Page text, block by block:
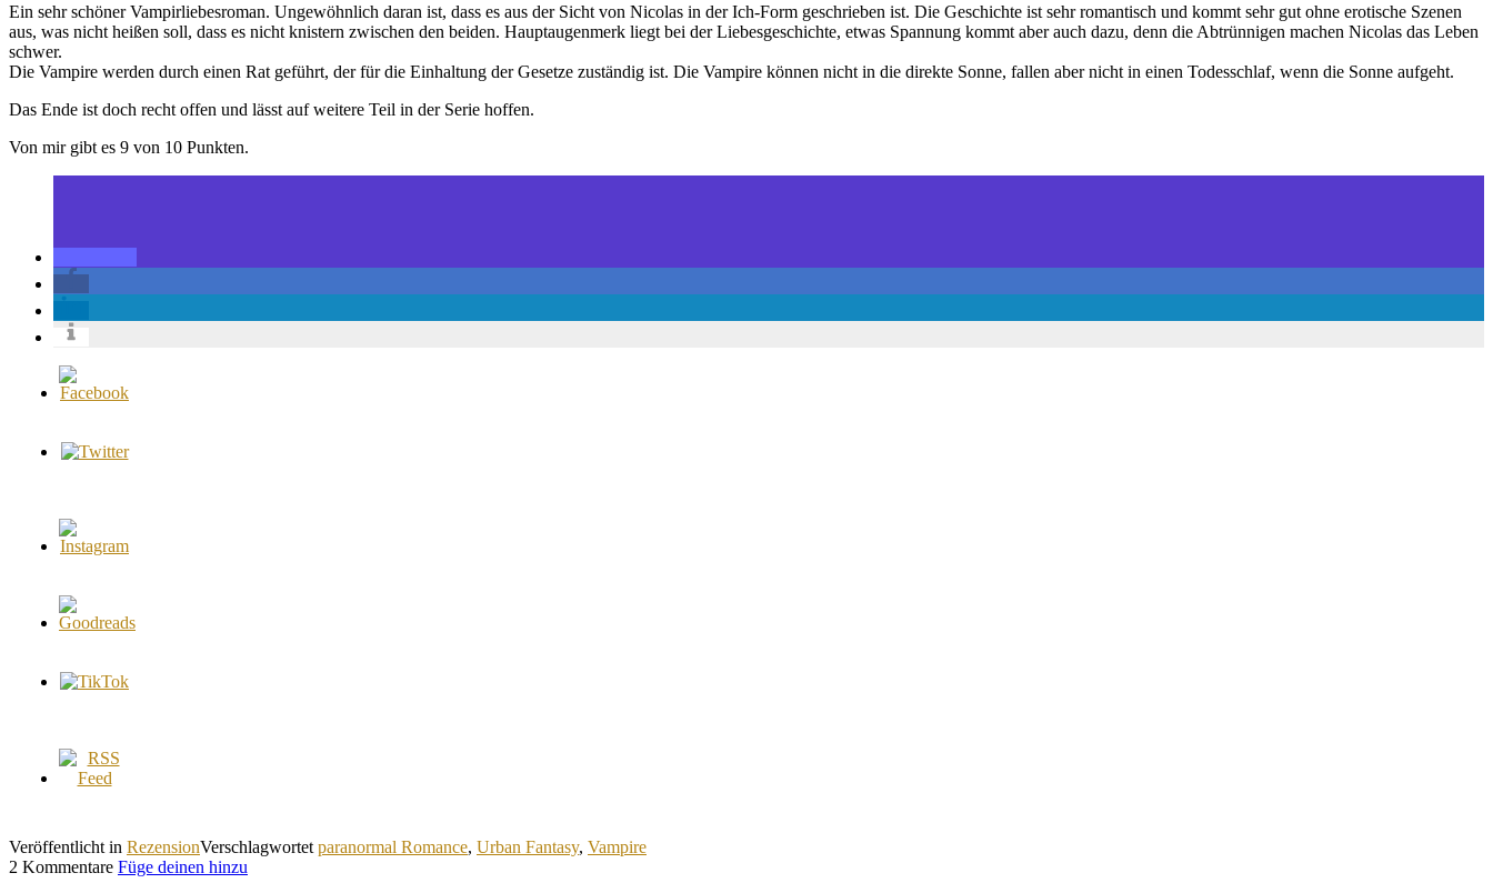
Ein sehr schöner Vampirliebesroman. Ungewöhnlich daran ist, dass es aus der Sicht von Nicolas in der Ich-Form geschrieben ist. Die Geschichte ist sehr romantisch und kommt sehr gut ohne erotische Szenen
aus, was nicht heißen soll, dass es nicht knistern zwischen den beiden. Hauptaugenmerk liegt bei der Liebesgeschichte, etwas Spannung kommt aber auch dazu, denn die Abtrünnigen machen Nicolas das Leben
schwer.
Die Vampire werden durch einen Rat geführt, der für die Einhaltung der Gesetze zuständig ist. Die Vampire können nicht in die direkte Sonne, fallen aber nicht in einen Todesschlaf, wenn die Sonne aufgeht.
Das Ende ist doch recht offen und lässt auf weitere Teil in der Serie hoffen.
Von mir gibt es 9 von 10 Punkten.
Veröffentlicht in RezensionVerschlagwortet paranormal Romance, Urban Fantasy, Vampire
2 Kommentare Füge deinen hinzu